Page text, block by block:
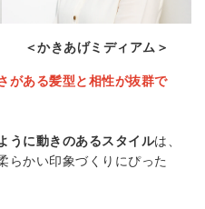
＜かきあげミディアム＞
がある髪型と相性が抜群で
うに動きのあるスタイルは、
らかい印象づくりにぴった